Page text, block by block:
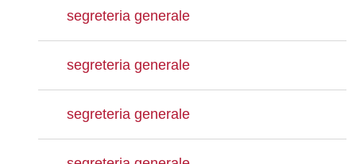
segreteria generale
segreteria generale
segreteria generale